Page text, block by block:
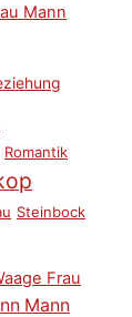
Mann
Romantik
Steinbock
Frau
Mann